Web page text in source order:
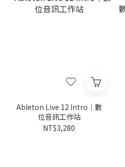
Ableton Live 12 Intro｜數
位音訊工作站
NT$3,280